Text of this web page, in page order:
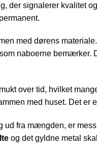
der signalerer kvalitet
med dørens
naboerne
over tid, hvilket
med huset. Det er
ud fra mængden, er
og det gyldne metal